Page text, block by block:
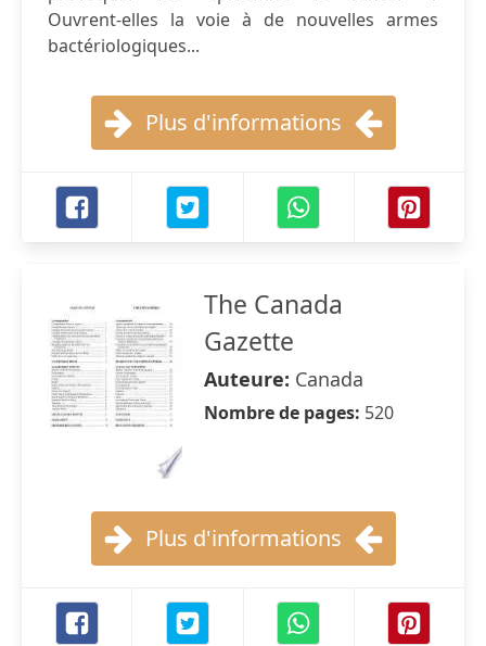
Ouvrent-elles la voie à de nouvelles armes
bactériologiques...
Plus d'informations
The Canada
Gazette
Auteure: Canada
Nombre de pages: 520
Plus d'informations